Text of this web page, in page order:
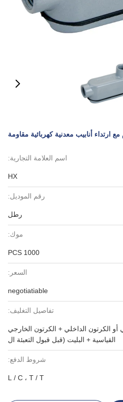
اسم العلامة التجارية:
HX
رقم الموديل:
رطل
موك:
1000 PCS
السعر:
negotiatiable
تفاصيل التغليف:
الكرتون الداخلي + الكرتون الخارجي
القياسية + البليت (قبل قبول التعبئة ال
شروط الدفع:
L / C ، T / T